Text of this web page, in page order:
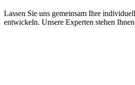
Lassen Sie uns gemeinsam Ihre
entwickeln. Unsere Experten stehen